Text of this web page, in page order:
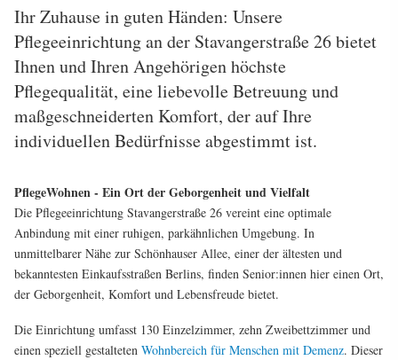
Ihr Zuhause in guten Händen: Unsere
Pflegeeinrichtung an der Stavangerstraße 26 bietet
Ihnen und Ihren Angehörigen höchste
Pflegequalität, eine liebevolle Betreuung und
maßgeschneiderten Komfort, der auf Ihre
individuellen Bedürfnisse abgestimmt ist.
PflegeWohnen - Ein Ort der Geborgenheit und Vielfalt
Die Pflegeeinrichtung Stavangerstraße 26 vereint eine optimale
Anbindung mit einer ruhigen, parkähnlichen Umgebung. In
unmittelbarer Nähe zur Schönhauser Allee, einer der ältesten und
bekanntesten Einkaufsstraßen Berlins, finden Senior:innen hier einen Ort,
der Geborgenheit, Komfort und Lebensfreude bietet.
Die Einrichtung umfasst 130 Einzelzimmer, zehn Zweibettzimmer und
einen speziell gestalteten Wohnbereich für Menschen mit Demenz. Dieser